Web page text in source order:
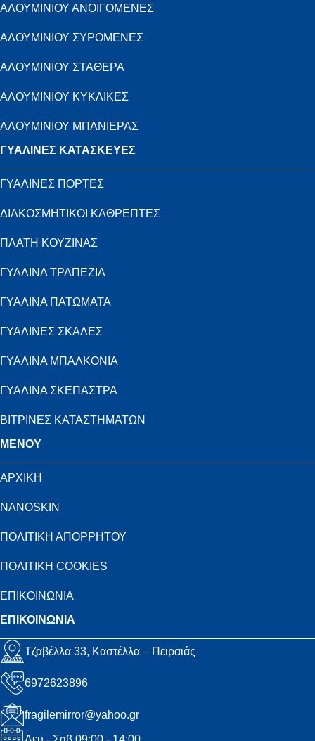
ΑΛΟΥΜΙΝΙΟΥ ΑΝΟΙΓΟΜΕΝΕΣ
ΑΛΟΥΜΙΝΙΟΥ ΣΥΡΟΜΕΝΕΣ
ΑΛΟΥΜΙΝΙΟΥ ΣΤΑΘΕΡΑ
ΑΛΟΥΜΙΝΙΟΥ ΚΥΚΛΙΚΕΣ
ΑΛΟΥΜΙΝΙΟΥ ΜΠΑΝΙΕΡΑΣ
ΓΥΑΛΙΝΕΣ ΚΑΤΑΣΚΕΥΕΣ
ΓΥΑΛΙΝΕΣ ΠΟΡΤΕΣ
ΔΙΑΚΟΣΜΗΤΙΚΟΙ ΚΑΘΡΕΠΤΕΣ
ΠΛΑΤΗ ΚΟΥΖΙΝΑΣ
ΓΥΑΛΙΝΑ ΤΡΑΠΕΖΙΑ
ΓΥΑΛΙΝΑ ΠΑΤΩΜΑΤΑ
ΓΥΑΛΙΝΕΣ ΣΚΑΛΕΣ
ΓΥΑΛΙΝΑ ΜΠΑΛΚΟΝΙΑ
ΓΥΑΛΙΝΑ ΣΚΕΠΑΣΤΡΑ
ΒΙΤΡΙΝΕΣ ΚΑΤΑΣΤΗΜΑΤΩΝ
MENOY
ΑΡΧΙΚΗ
NANOSKIN
ΠΟΛΙΤΙΚΗ ΑΠΟΡΡΗΤΟΥ
ΠΟΛΙΤΙΚΗ COOKIES
ΕΠΙΚΟΙΝΩΝΙΑ
ΕΠΙΚΟΙΝΩΝΙΑ
Τζαβέλλα 33, Καστέλλα – Πειραιάς
6972623896
fragilemirror@yahoo.gr